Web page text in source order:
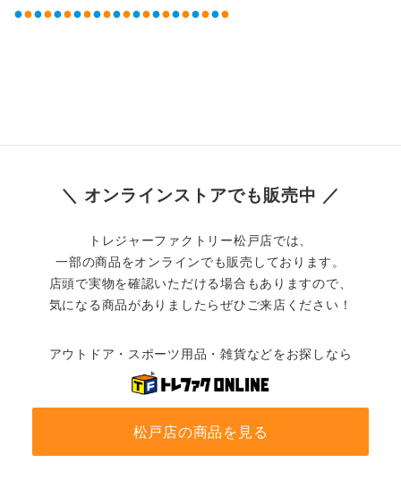
●●●●●●●●●●●●●●●●●●●●●●
＼ オンラインストアでも販売中 ／
トレジャーファクトリー松戸店では、
一部の商品をオンラインでも販売しております。
店頭で実物を確認いただける場合もありますので、
気になる商品がありましたらぜひご来店ください！
アウトドア・スポーツ用品・雑貨などをお探しなら
松戸店の商品を見る